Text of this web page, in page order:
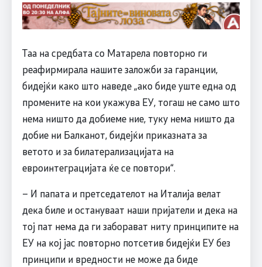
Таа на средбата со Матарела повторно ги
реафирмирала нашите заложби за гаранции,
бидејќи како што наведе „ако биде уште една од
промените на кои укажува ЕУ, тогаш не само што
нема ништо да добиеме ние, туку нема ништо да
добие ни Балканот, бидејќи приказната за
ветото и за билатерализацијата на
евроинтеграцијата ќе се повтори“.
– И папата и претседателот на Италија велат
дека биле и остануваат наши пријатели и дека на
тој пат нема да ги заборават ниту принципите на
ЕУ на кој јас повторно потсетив бидејќи ЕУ без
принципи и вредности не може да биде